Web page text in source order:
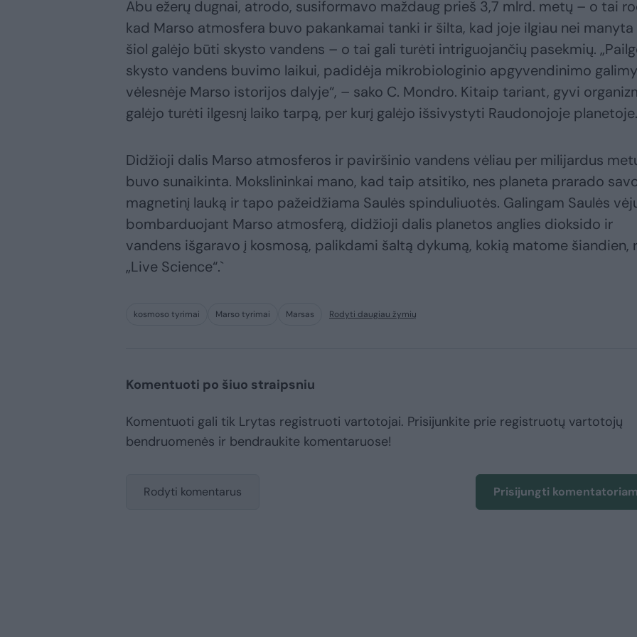
Abu ežerų dugnai, atrodo, susiformavo maždaug prieš 3,7 mlrd. metų – o tai
kad Marso atmosfera buvo pakankamai tanki ir šilta, kad joje ilgiau nei manyta
šiol galėjo būti skysto vandens – o tai gali turėti intriguojančių pasekmių.
skysto vandens buvimo laikui, padidėja mikrobiologinio apgyvendinimo
vėlesnėje Marso istorijos dalyje“, – sako C. Mondro. Kitaip tariant, gyvi
galėjo turėti ilgesnį laiko tarpą, per kurį galėjo išsivystyti Raudonojoje planetoje.
Didžioji dalis Marso atmosferos ir paviršinio vandens vėliau per milijardus
buvo sunaikinta. Mokslininkai mano, kad taip atsitiko, nes planeta prarado
magnetinį lauką ir tapo pažeidžiama Saulės spinduliuotės. Galingam Saulės
bombarduojant Marso atmosferą, didžioji dalis planetos anglies dioksido ir
vandens išgaravo į kosmosą, palikdami šaltą dykumą, kokią matome šiandien,
„Live Science“.`
kosmoso tyrimai Marso tyrimai Marsas Rodyti daugiau žymių
Komentuoti po šiuo straipsniu
Komentuoti gali tik Lrytas registruoti vartotojai. Prisijunkite prie registruotų vartotojų
bendruomenės ir bendraukite komentaruose!
Rodyti komentarus Prisijungti